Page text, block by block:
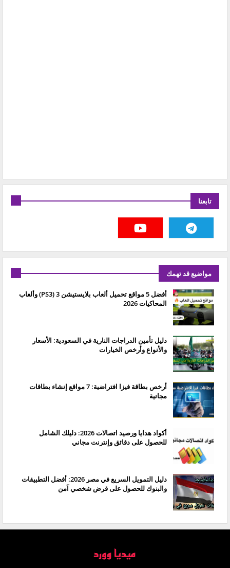
تابعنا
مواضيع قد تهمك
أفضل 5 مواقع تحميل ألعاب بلايستيشن 3 (PS3) وألعاب
المحاكيات 2026
دليل تأمين الدراجات النارية في السعودية: الأسعار
والأنواع وأرخص الخيارات
أرخص بطاقة فيزا افتراضية: 7 مواقع إنشاء بطاقات
مجانية
أكواد هدايا ورصيد اتصالات 2026: دليلك الشامل
للحصول على دقائق وإنترنت مجاني
دليل التمويل السريع في مصر 2026: أفضل التطبيقات
والبنوك للحصول على قرض شخصي آمن